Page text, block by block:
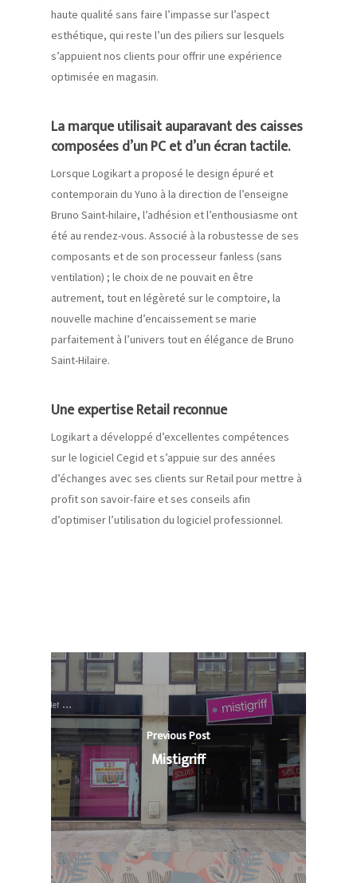
haute qualité sans faire l’impasse sur l’aspect
esthétique, qui reste l’un des piliers sur lesquels
s’appuient nos clients pour offrir une expérience
optimisée en magasin.
La marque utilisait auparavant des caisses
composées d’un PC et d’un écran tactile.
Lorsque Logikart a proposé le design épuré et
contemporain du Yuno à la direction de l’enseigne
Bruno Saint-hilaire, l’adhésion et l’enthousiasme ont
été au rendez-vous. Associé à la robustesse de ses
composants et de son processeur fanless (sans
ventilation) ; le choix de ne pouvait en être
autrement, tout en légèreté sur le comptoire, la
nouvelle machine d’encaissement se marie
parfaitement à l’univers tout en élégance de Bruno
Saint-Hilaire.
Une expertise Retail reconnue
Logikart a développé d’excellentes compétences
sur le logiciel Cegid et s’appuie sur des années
d’échanges avec ses clients surRetailpour mettre à
profit son savoir-faire et ses conseils afin
d’optimiser l’utilisation du logiciel professionnel.
Previous Post
Mistigriff